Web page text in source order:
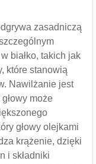
zasadniczą
białko, takich jak
które stanowią
Nawilżanie jest
może
głowy olejkami
krążenie, dzięki
i składniki